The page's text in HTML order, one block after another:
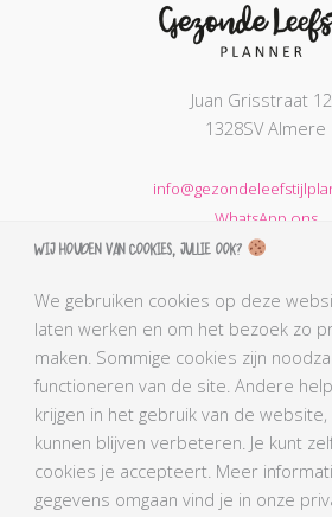
Juan Grisstraat
1328SV Almere
WhatsApp ons
KVK nummer:
AGB-code Praktijk:
AGB-code Zorgverlener
Kabiz registratienummer:
BLCN lidnummer:
BGN lidnummer
Wij houden van cookies, jullie ook?
We gebruiken cookies op deze
laten werken en om het bezoek zo
maken. Sommige cookies zijn
functioneren van de site. Andere
krijgen in het gebruik van de
kunnen blijven verbeteren. Je kunt
cookies je accepteert. Meer
gegevens omgaan vind je in onze